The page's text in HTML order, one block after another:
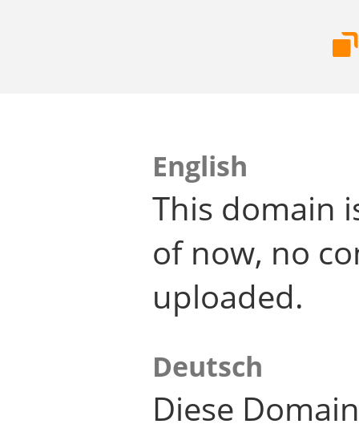
English
This domain
of now, no
uploaded.
Deutsch
Diese